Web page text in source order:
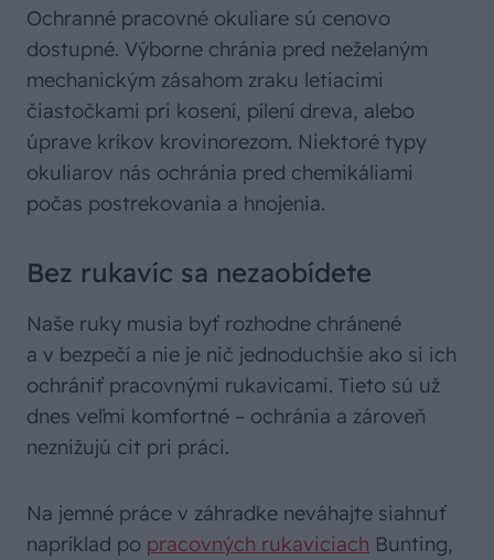
Ochranné pracovné okuliare sú cenovo
dostupné. Výborne chránia pred neželaným
mechanickým zásahom zraku letiacimi
čiastočkami pri kosení, pílení dreva, alebo
úprave kríkov krovinorezom. Niektoré typy
okuliarov nás ochránia pred chemikáliami
počas postrekovania a hnojenia.
Bez rukavíc sa nezaobídete
Naše ruky musia byť rozhodne chránené
a v bezpečí a nie je nič jednoduchšie ako si ich
ochrániť pracovnými rukavicami. Tieto sú už
dnes veľmi komfortné – ochránia a zároveň
neznižujú cit pri práci.
Na jemné práce v záhradke neváhajte siahnuť
napríklad po pracovných rukaviciach Bunting,